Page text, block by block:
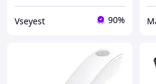
Vseyest 90%